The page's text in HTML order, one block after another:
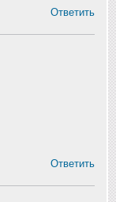
Ответить
Ответить